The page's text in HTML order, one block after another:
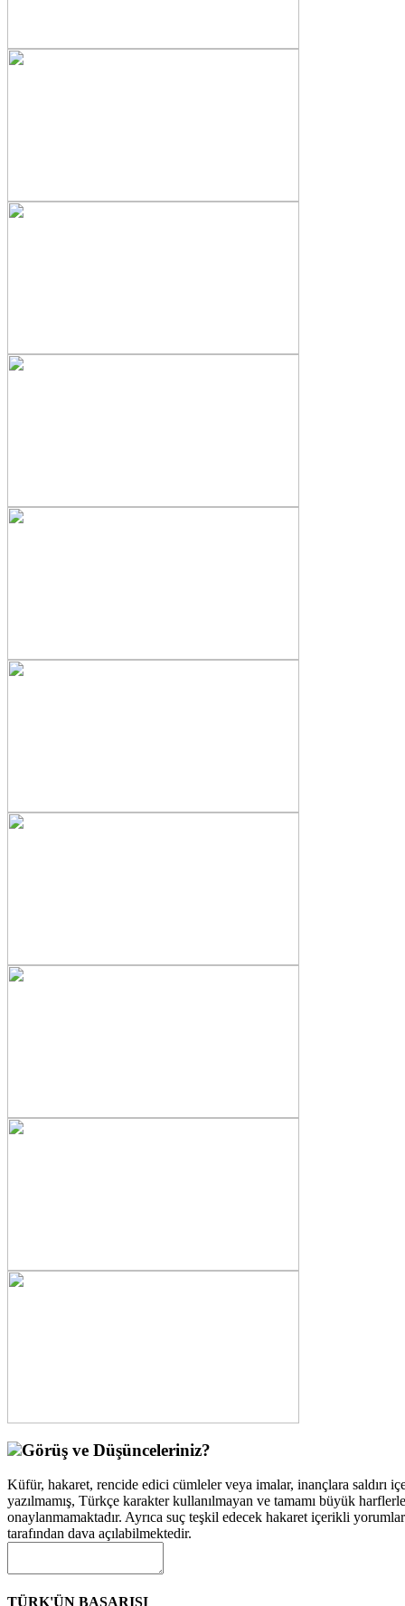
Görüş ve Düşünceleriniz?
Küfür, hakaret, rencide edici cümleler veya imalar, inançlara saldırı
yazılmamış, Türkçe karakter kullanılmayan ve tamamı büyük
onaylanmamaktadır. Ayrıca suç teşkil edecek hakaret içerikli
tarafından dava açılabilmektedir.
TÜRK'ÜN BAŞARISI